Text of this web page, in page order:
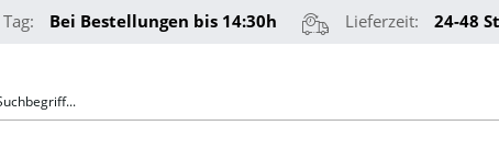
Bei Bestellungen bis 14:30h Lieferzeit: 24-48